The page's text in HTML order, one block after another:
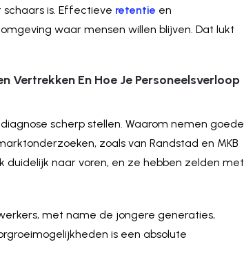
is. Effectieve retentie en
waar mensen willen blijven. Dat lukt
Vertrekken En Hoe Je Personeelsverloop
scherp stellen. Waarom nemen goede
zoals van Randstad en MKB
duidelijk naar voren, en ze hebben zelden met
met name de jongere generaties,
is een absolute